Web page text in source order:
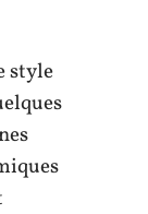
style